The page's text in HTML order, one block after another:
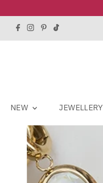
NEW JEWELLERY